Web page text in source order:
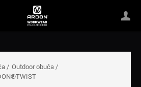
/ Outdoor obuća /